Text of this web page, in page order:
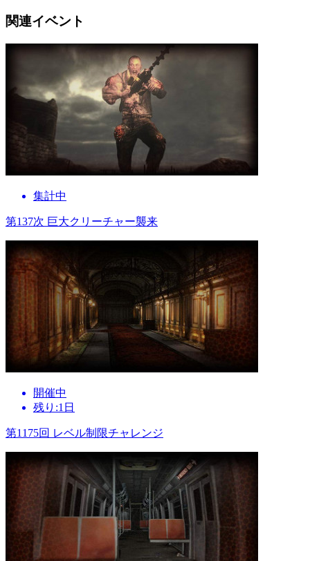
関連イベント
集計中
第137次 巨大クリーチャー襲来
開催中
残り:1日
第1175回 レベル制限チャレンジ